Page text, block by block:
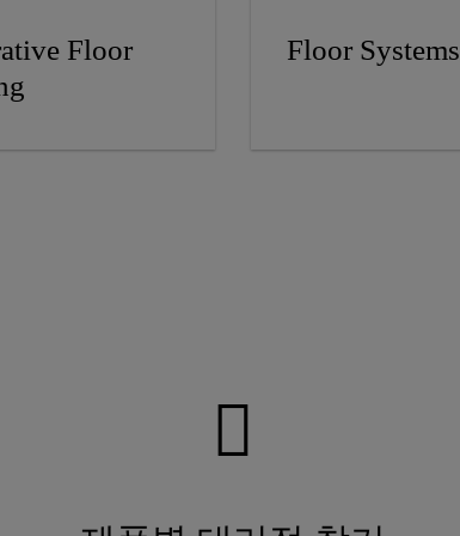
Floor
Floor Systems